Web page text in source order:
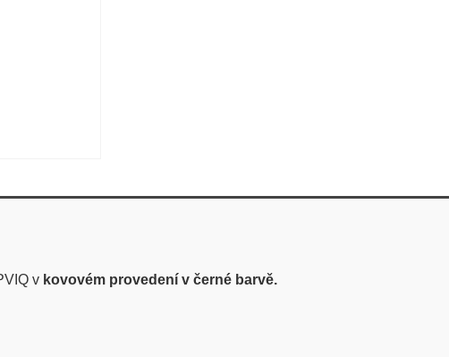
v kovovém provedení v černé barvě.